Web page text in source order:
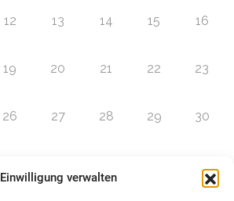
Einwilligung verwalten
12 13 14 15 16
19 20 21 22 23
26 27 28 29 30